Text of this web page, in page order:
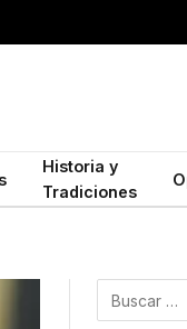
Historia y
Tradiciones